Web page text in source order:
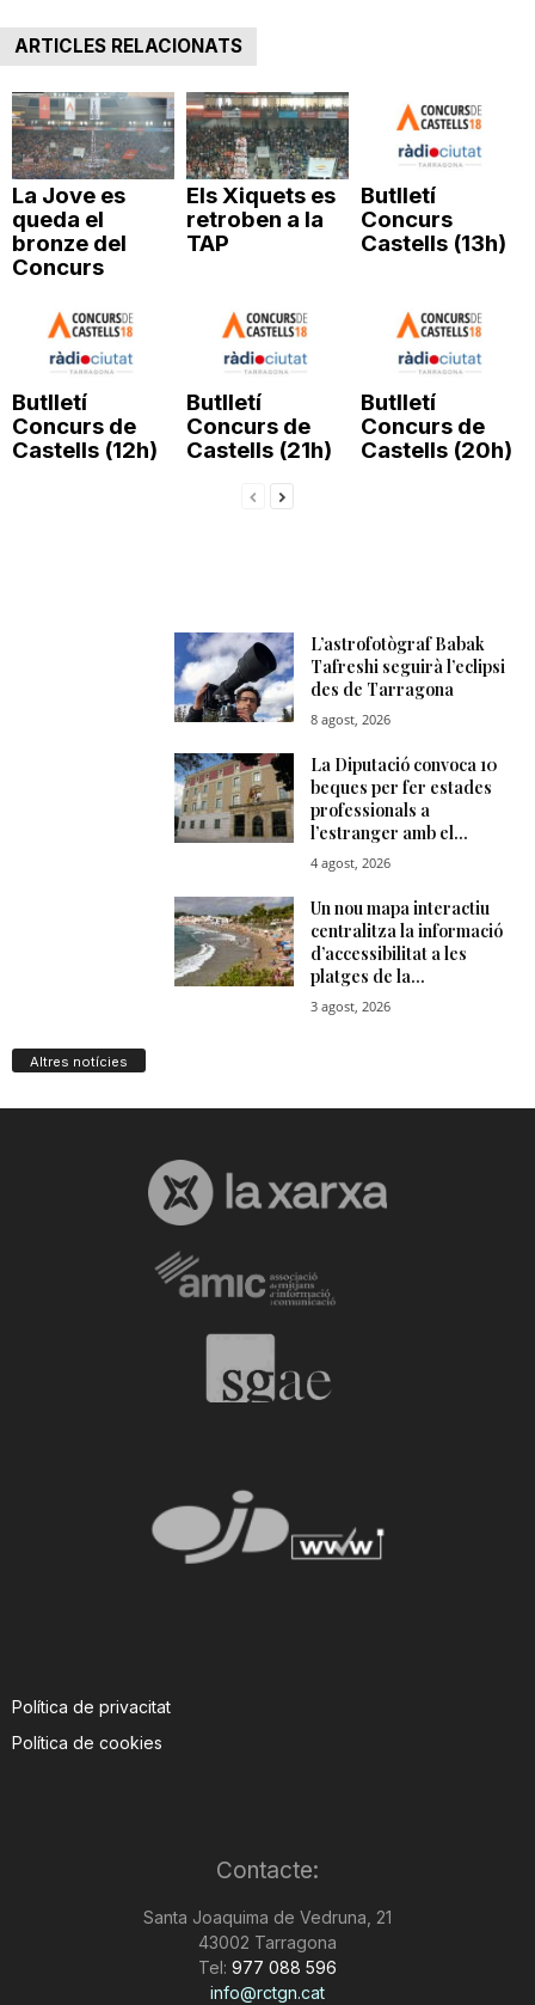
T
a
r
r
a
g
ARTICLES RELACIONATS
La Jove es
queda el
bronze del
Concurs
Els Xiquets es
retroben a la
TAP
Butlletí
Concurs
Castells (13h)
Butlletí
Concurs de
Castells (12h)
Butlletí
Concurs de
Castells (21h)
Butlletí
Concurs de
Castells (20h)
Altres notícies
Política de privacitat
Política de cookies
Contacte:
Santa Joaquima de Vedruna, 21
43002 Tarragona
Tel: 977 088 596
info@rctgn.cat